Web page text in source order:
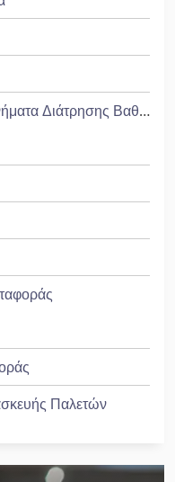
Heidenreich & Harbeck Μηχανήματα Διάτρησης Βαθιάς Οπής
Παλετών